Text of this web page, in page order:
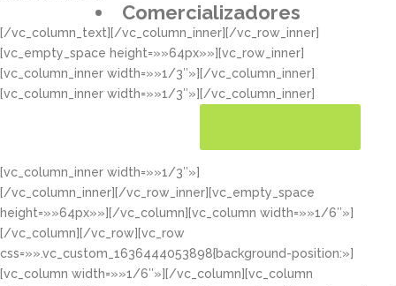
Comercializadores
[/vc_column_text][/vc_column_inner][/vc_row_inner]
[vc_empty_space height=»»64px»»][vc_row_inner]
[vc_column_inner width=»»1/3″»][/vc_column_inner]
[vc_column_inner width=»»1/3″»][/vc_column_inner]
[vc_column_inner width=»»1/3″»]
[/vc_column_inner][/vc_row_inner][vc_empty_space
height=»»64px»»][/vc_column][vc_column width=»»1/6″»]
[/vc_column][/vc_row][vc_row
css=»».vc_custom_1636444053898{background-position:»]
[vc_column width=»»1/6″»][/vc_column][vc_column